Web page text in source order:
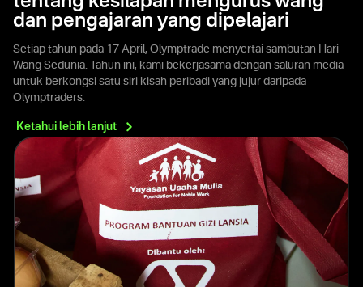
dan pengajaran yang dipelajari
Setiap tahun pada 17 April, Olymptrade menyertai sambutan Hari
Wang Sedunia. Tahun ini, kami bekerjasama dengan saluran media
untuk berkongsi satu siri kisah peribadi yang jujur daripada
Olymptraders.
Ketahui lebih lanjut